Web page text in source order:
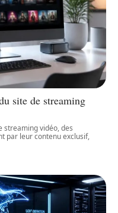
site de streaming
streaming vidéo, des
par leur contenu exclusif,